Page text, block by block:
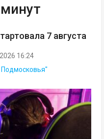
7 августа
16:24
Подмосковья"